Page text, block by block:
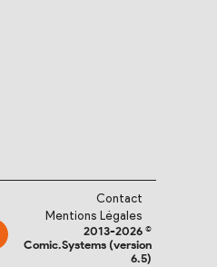
Contact
Mentions Légales
2013-2026 ©
Comic.Systems (version
6.5)